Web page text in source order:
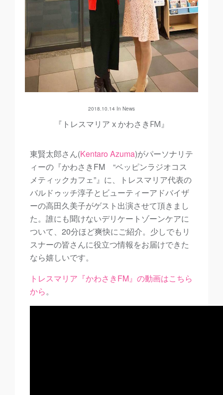
2018.10.14 In News
『トレスマリア x かわさきFM』
東賢太郎さん(Kentaro Azuma)がパーソナリテ
ィーの『かわさきFM “ベッピンラジオコス
メティックカフェ”』に、トレスマリア代表の
バルドゥッチ淳子とビューティーアドバイザ
ーの高田久美子がゲスト出演させて頂きまし
た。誰にも聞けないデリケートゾーンケアに
ついて、20分ほど爽快にご紹介。少しでもリ
スナーの皆さんに役立つ情報をお届けできた
なら嬉しいです。
トレスマリア『かわさきFM』の動画はこちら
から。